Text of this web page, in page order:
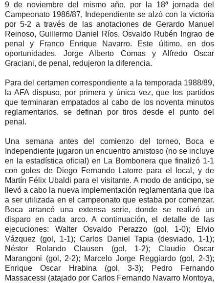
9 de noviembre del mismo año, por la 18ª jornada del
Campeonato 1986/87, Independiente se alzó con la victoria
por 5-2 a través de las anotaciones de Gerardo Manuel
Reinoso, Guillermo Daniel Ríos, Osvaldo Rubén Ingrao de
penal y Franco Enrique Navarro. Este último, en dos
oportunidades. Jorge Alberto Comas y Alfredo Oscar
Graciani, de penal, redujeron la diferencia.
Para del certamen correspondiente a la temporada 1988/89,
la AFA dispuso, por primera y única vez, que los partidos
que terminaran empatados al cabo de los noventa minutos
reglamentarios, se definan por tiros desde el punto del
penal.
Una semana antes del comienzo del torneo, Boca e
Independiente jugaron un encuentro amistoso (no se incluye
en la estadística oficial) en La Bombonera que finalizó 1-1
con goles de Diego Fernando Latorre para el local, y de
Martín Félix Ubaldi para el visitante. A modo de anticipo, se
llevó a cabo la nueva implementación reglamentaria que iba
a ser utilizada en el campeonato que estaba por comenzar.
Boca arrancó una extensa serie, donde se realizó un
disparo en cada arco. A continuación, el detalle de las
ejecuciones: Walter Osvaldo Perazzo (gol, 1-0); Elvio
Vázquez (gol, 1-1); Carlos Daniel Tapia (desviado, 1-1);
Néstor Rolando Clausen (gol, 1-2); Claudio Oscar
Marangoni (gol, 2-2); Marcelo Jorge Reggiardo (gol, 2-3);
Enrique Oscar Hrabina (gol, 3-3); Pedro Fernando
Massacessi (atajado por Carlos Fernando Navarro Montoya,